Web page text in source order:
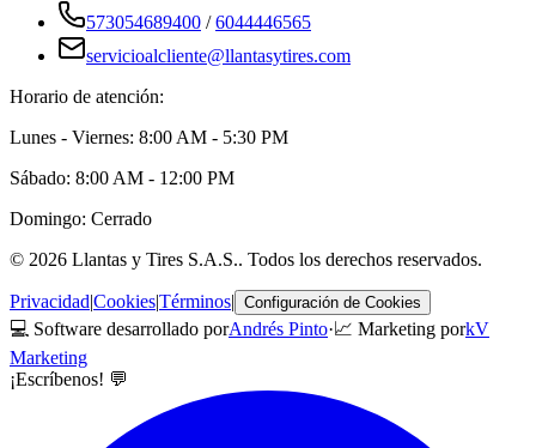
573054689400 /6044446565
servicioalcliente@llantasytires.com
Horario de atención:
Lunes - Viernes: 8:00 AM - 5:30 PM
Sábado: 8:00 AM - 12:00 PM
Domingo: Cerrado
© 2026 Llantas y Tires S.A.S.. Todos los derechos reservados.
Privacidad|Cookies|Términos| Configuración de Cookies
💻 Software desarrollado porAndrés Pinto·📈 Marketing porkV
Marketing
¡Escríbenos! 💬